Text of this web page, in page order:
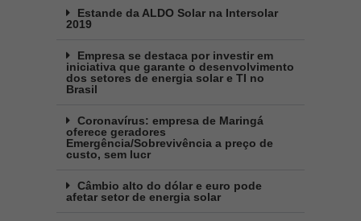
Estande da ALDO Solar na Intersolar
2019
Empresa se destaca por investir em
iniciativa que garante o desenvolvimento
dos setores de energia solar e TI no
Brasil
Coronavírus: empresa de Maringá
oferece geradores
Emergência/Sobrevivência a preço de
custo, sem lucr
Câmbio alto do dólar e euro pode
afetar setor de energia solar